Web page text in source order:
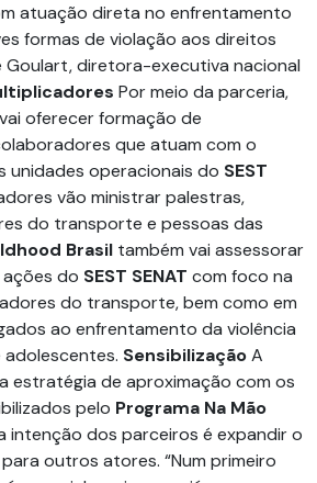
atuação direta no enfrentamento
formas de violação aos direitos
Goulart, diretora-executiva nacional
Por meio da parceria,
vai oferecer formação de
que atuam com o
unidades operacionais do SEST
vão ministrar palestras,
do transporte e pessoas das
Brasil também vai assessorar
do SEST SENAT com foco na
do transporte, bem como em
ao enfrentamento da violência
adolescentes. SensibilizaçãoA
estratégia de aproximação com os
pelo Programa Na Mão
intenção dos parceiros é expandir o
outros atores. “Num primeiro